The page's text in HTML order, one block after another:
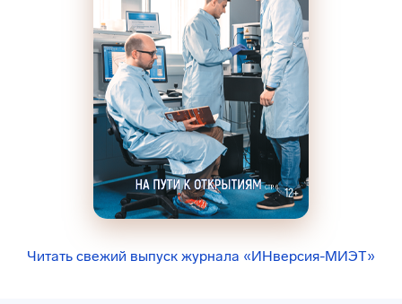
Читать свежий выпуск журнала «ИНверсия-МИЭТ»